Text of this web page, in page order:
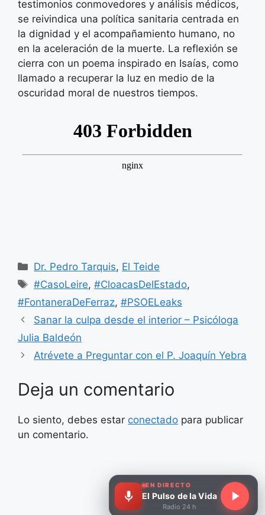
EN DIRECTO
El Pulso de la Vida
Radio 24 h
testimonios conmovedores y análisis médicos,
se reivindica una política sanitaria centrada en
la dignidad y el acompañamiento humano, no
en la aceleración de la muerte. La reflexión se
cierra con un poema inspirado en Isaías, como
llamado a recuperar la luz en medio de la
oscuridad moral de nuestros tiempos.
Categorías
Dr. Pedro Tarquis, El Teide
Etiquetas
#CasoLeire,#CloacasDelEstado,
#FontaneraDeFerraz, #PSOELeaks
Sanar la culpa desde el interior – Psicóloga
Julia Baldeón
Atrévete a Preguntar con el P. Joaquín Yebra
Deja un comentario
Lo siento, debes estar conectado para publicar
un comentario.